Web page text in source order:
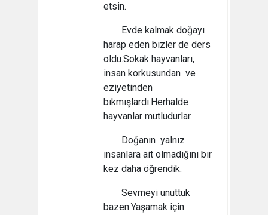
etsin.
Evde kalmak doğayı
harap eden bizler de ders
oldu.Sokak hayvanları,
insan korkusundan ve
eziyetinden
bıkmışlardı.Herhalde
hayvanlar mutludurlar.
Doğanın yalnız
insanlara ait olmadığını bir
kez daha öğrendik.
Sevmeyi unuttuk
bazen.Yaşamak için